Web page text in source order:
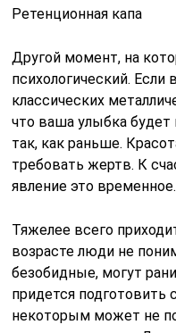
Ретенционная капа
Другой момент, на
психологический.
классических
что ваша улыбка будет
так, как раньше.
требовать жертв. К
явление это временное.
Тяжелее всего
возрасте люди не
безобидные, могут
придется подготовить
некоторым может не